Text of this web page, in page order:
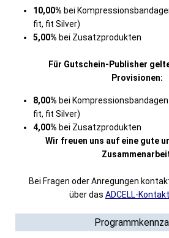
10,00% bei
fit, fit Silver)
5,00% bei Zusatzprodukten
Für Gutschein-Publisher
Provisionen:
8,00% bei
fit, fit Silver)
4,00% bei Zusatzprodukten
Wir freuen uns auf eine gute
Bei Fragen oder Anregungen
über das ADCELL-